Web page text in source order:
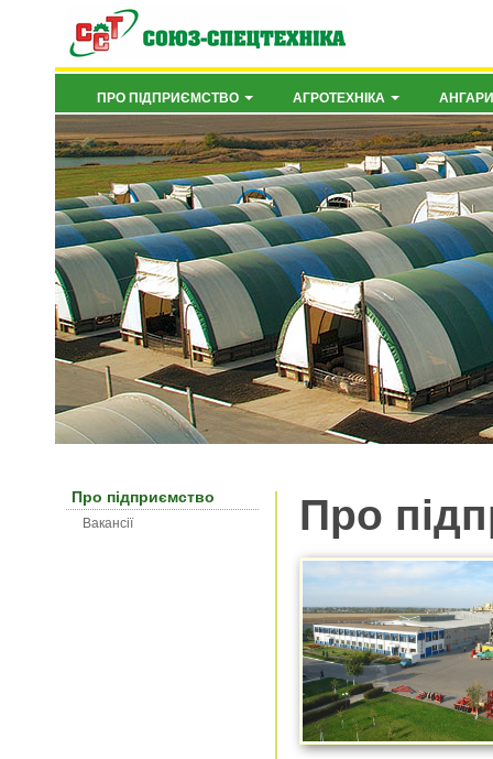
ПРО ПІДПРИЄМСТВО АГРОТЕХНІКА АНГАРИ
Про підприємство
Вакансії Про